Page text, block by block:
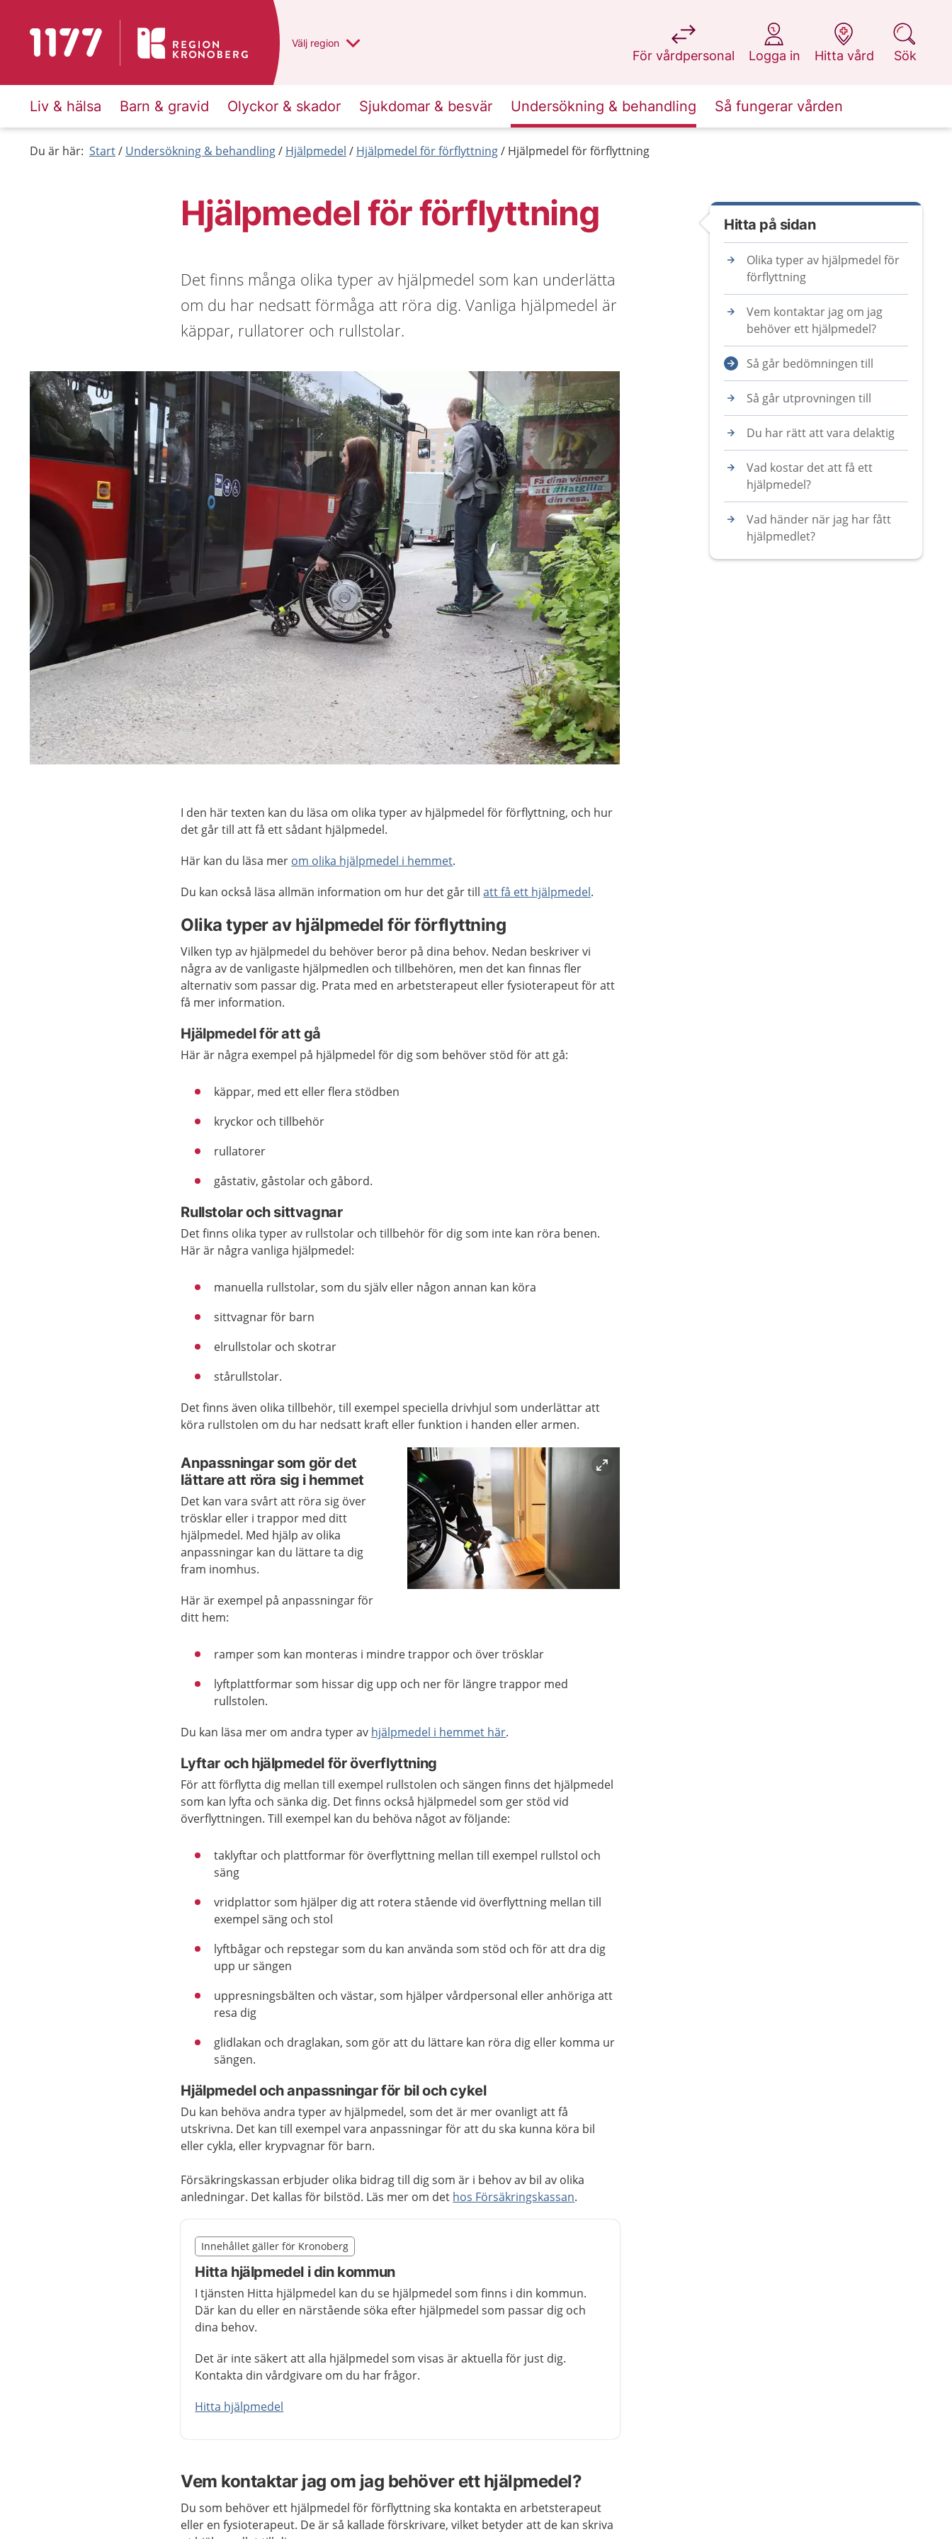
Till startsidan för 1177 Du har valt region
Välj en annan
region
För vårdpersonal
på 1177.se
Logga in
på 1177.se
Hitta vård
på 1177.se
Sök
på 1177.se
Liv & hälsa Barn & gravid Olyckor & skador Sjukdomar & besvär Undersökning & behandling Så fungerar vården
Du är här: Start Undersökning & behandling Hjälpmedel Hjälpmedel för förflyttning Hjälpmedel för förflyttning
Hjälpmedel för förflyttning
Det finns många olika typer av hjälpmedel som kan underlätta
om du har nedsatt förmåga att röra dig. Vanliga hjälpmedel är
käppar, rullatorer och rullstolar.
I den här texten kan du läsa om olika typer av hjälpmedel för förflyttning, och hur
det går till att få ett sådant hjälpmedel.
Här kan du läsa mer om olika hjälpmedel i hemmet.
Du kan också läsa allmän information om hur det går tillatt få ett hjälpmedel.
Olika typer av hjälpmedel för förflyttning
Vilken typ av hjälpmedel du behöver beror på dina behov. Nedan beskriver vi
några av de vanligaste hjälpmedlen och tillbehören, men det kan finnas fler
alternativ som passar dig. Prata med en arbetsterapeut eller fysioterapeut för att
få mer information.
Hjälpmedel för att gå
Här är några exempel på hjälpmedel för dig som behöver stöd för att gå:
käppar, med ett eller flera stödben
kryckor och tillbehör
rullatorer
gåstativ, gåstolar och gåbord.
Rullstolar och sittvagnar
Det finns olika typer av rullstolar och tillbehör för dig som inte kan röra benen.
Här är några vanliga hjälpmedel:
manuella rullstolar, som du själv eller någon annan kan köra
sittvagnar för barn
elrullstolar och skotrar
stårullstolar.
Det finns även olika tillbehör, till exempel speciella drivhjul som underlättar att
köra rullstolen om du har nedsatt kraft eller funktion i handen eller armen.
Anpassningar som gör det
lättare att röra sig i hemmet
Det kan vara svårt att röra sig över
trösklar eller i trappor med ditt
hjälpmedel. Med hjälp av olika
anpassningar kan du lättare ta dig
fram inomhus.
Här är exempel på anpassningar för
ditt hem:
ramper som kan monteras i mindre trappor och över trösklar
lyftplattformar som hissar dig upp och ner för längre trappor med
rullstolen.
Du kan läsa mer om andra typer av hjälpmedel i hemmet här.
Lyftar och hjälpmedel för överflyttning
För att förflytta dig mellan till exempel rullstolen och sängen finns det hjälpmedel
som kan lyfta och sänka dig. Det finns också hjälpmedel som ger stöd vid
överflyttningen. Till exempel kan du behöva något av följande:
taklyftar och plattformar för överflyttning mellan till exempel rullstol och
säng
vridplattor som hjälper dig att rotera stående vid överflyttning mellan till
exempel säng och stol
lyftbågar och repstegar som du kan använda som stöd och för att dra dig
upp ur sängen
uppresningsbälten och västar, som hjälper vårdpersonal eller anhöriga att
resa dig
glidlakan och draglakan, som gör att du lättare kan röra dig eller komma ur
sängen.
Hjälpmedel och anpassningar för bil och cykel
Du kan behöva andra typer av hjälpmedel, som det är mer ovanligt att få
utskrivna. Det kan till exempel vara anpassningar för att du ska kunna köra bil
eller cykla, eller krypvagnar för barn.
Försäkringskassan erbjuder olika bidrag till dig som är i behov av bil av olika
anledningar. Det kallas för bilstöd. Läs mer om det hos Försäkringskassan.
Nedan innehåll gäller region Kronoberg
Innehållet gäller för Kronoberg
Hitta hjälpmedel i din kommun
I tjänsten Hitta hjälpmedel kan du se hjälpmedel som finns i din kommun.
Där kan du eller en närstående söka efter hjälpmedel som passar dig och
dina behov.
Det är inte säkert att alla hjälpmedel som visas är aktuella för just dig.
Kontakta din vårdgivare om du har frågor.
Hitta hjälpmedel
Slut på det regionala tillägget från region Kronoberg
Vem kontaktar jag om jag behöver ett hjälpmedel?
Du som behöver ett hjälpmedel för förflyttning ska kontakta en arbetsterapeut
eller en fysioterapeut. De är så kallade förskrivare, vilket betyder att de kan skriva
Hitta på sidan
Olika typer av hjälpmedel för
förflyttning
Vem kontaktar jag om jag
behöver ett hjälpmedel?
Så går bedömningen till
Så går utprovningen till
Du har rätt att vara delaktig
Vad kostar det att få ett
hjälpmedel?
Vad händer när jag har fått
hjälpmedlet?